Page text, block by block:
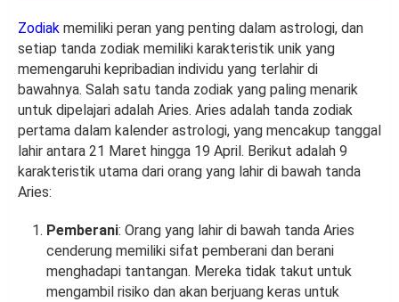
Zodiak memiliki peran yang penting dalam astrologi, dan
setiap tanda zodiak memiliki karakteristik unik yang
memengaruhi kepribadian individu yang terlahir di
bawahnya. Salah satu tanda zodiak yang paling menarik
untuk dipelajari adalah Aries. Aries adalah tanda zodiak
pertama dalam kalender astrologi, yang mencakup tanggal
lahir antara 21 Maret hingga 19 April. Berikut adalah 9
karakteristik utama dari orang yang lahir di bawah tanda
Aries:
Pemberani: Orang yang lahir di bawah tanda Aries
cenderung memiliki sifat pemberani dan berani
menghadapi tantangan. Mereka tidak takut untuk
mengambil risiko dan akan berjuang keras untuk